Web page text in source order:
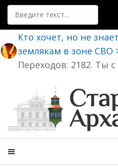
Поиск
Кто хочет, но не
землякам в зоне СВО
Переходов: 2182. Ты